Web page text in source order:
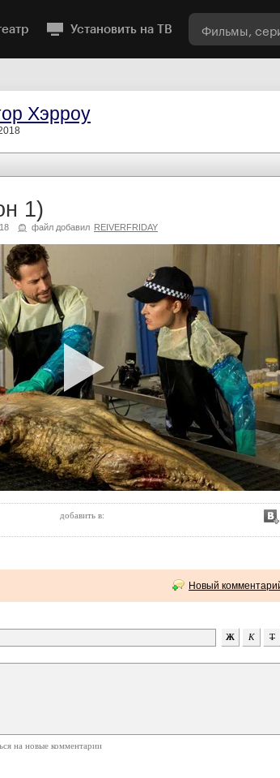
Установить на ТВ
Хэрроу
1)
файл добавил REIVERFRIDAY
добавить в:
Новый
на новые комментарии